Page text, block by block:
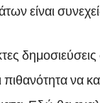
είναι
να